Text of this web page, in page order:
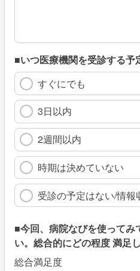
■いつ医療機関を受診する予
すぐにでも
3日以内
2週間以内
時期は決めていない
受診の予定はない/情報
■今回、病院なびを使ってみ
い。総合的にどの程度 満足
総合満足度